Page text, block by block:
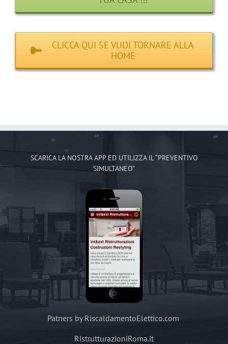
CLICCA QUI SE VUOI TORNARE ALLA
HOME
SCARICA LA NOSTRA APP ED UTILIZZA IL “PREVENTIVO
SIMULTANEO”
Patners by RiscaldamentoElettico.com
RistrutturazioniRoma.it